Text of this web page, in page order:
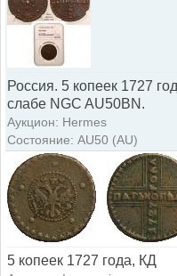
Россия. 5 копеек 1727
слабе NGC AU50BN.
Аукцион: Hermes
Состояние: AU50 (AU)
5 копеек 1727 года, КД